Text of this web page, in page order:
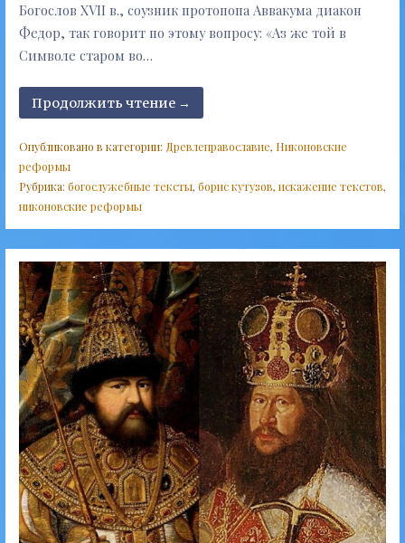
Богослов XVII в., соузник протопопа Аввакума диакон
Федор, так говорит по этому вопросу: «Аз же той в
Символе старом во…
Продолжить чтение →
Опубликовано в категории: Древлеправославие, Никоновские
реформы
Рубрика: богослужебные тексты, борис кутузов, искажение текстов,
никоновские реформы